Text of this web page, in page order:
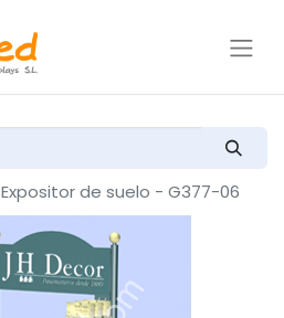
Expositor de suelo - G377-06